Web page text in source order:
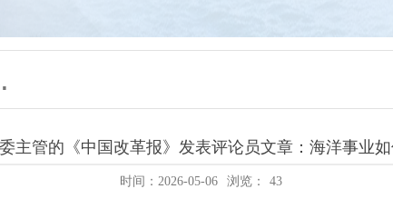
主管的《中国改革报》发表评论员文章：海洋事业
时间：2026-05-06 浏览： 43